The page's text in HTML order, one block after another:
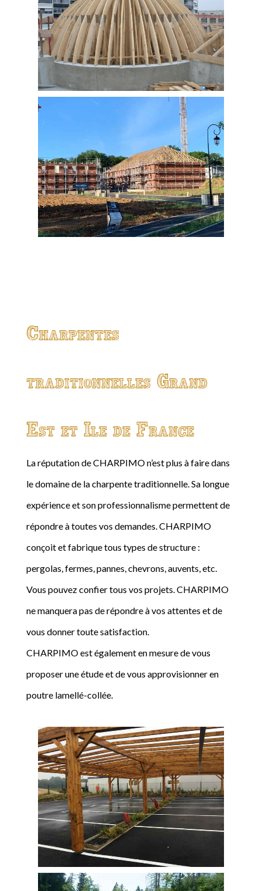
Charpentes
traditionnelles Grand
Est et Ile de France
La réputation de CHARPIMO n’est plus à faire dans
le domaine de la charpente traditionnelle. Sa longue
expérience et son professionnalisme permettent de
répondre à toutes vos demandes. CHARPIMO
conçoit et fabrique tous types de structure :
pergolas, fermes, pannes, chevrons, auvents, etc.
Vous pouvez confier tous vos projets. CHARPIMO
ne manquera pas de répondre à vos attentes et de
vous donner toute satisfaction.
CHARPIMO est également en mesure de vous
proposer une étude et de vous approvisionner en
poutre lamellé-collée.